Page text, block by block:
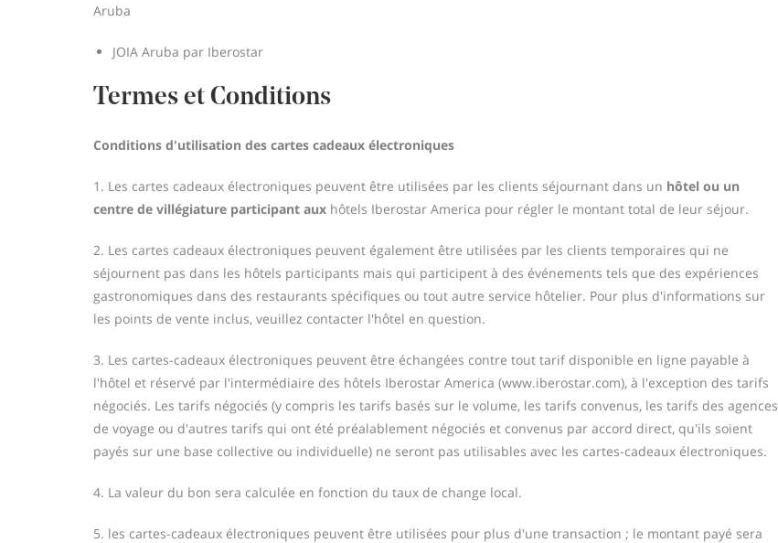
Aruba
JOIA Aruba par Iberostar
Termes et Conditions
Conditions d'utilisation des cartes cadeaux électroniques
1. Les cartes cadeaux électroniques peuvent être utilisées par les clients séjournant dans un hôtel ou un
centre de villégiature participant aux hôtels Iberostar America pour régler le montant total de leur séjour.
2. Les cartes cadeaux électroniques peuvent également être utilisées par les clients temporaires qui ne
séjournent pas dans les hôtels participants mais qui participent à des événements tels que des expériences
gastronomiques dans des restaurants spécifiques ou tout autre service hôtelier. Pour plus d'informations sur
les points de vente inclus, veuillez contacter l'hôtel en question.
3. Les cartes-cadeaux électroniques peuvent être échangées contre tout tarif disponible en ligne payable à
l'hôtel et réservé par l'intermédiaire des hôtels Iberostar America (www.iberostar.com), à l'exception des tarifs
négociés. Les tarifs négociés (y compris les tarifs basés sur le volume, les tarifs convenus, les tarifs des agences
de voyage ou d'autres tarifs qui ont été préalablement négociés et convenus par accord direct, qu'ils soient
payés sur une base collective ou individuelle) ne seront pas utilisables avec les cartes-cadeaux électroniques.
4. La valeur du bon sera calculée en fonction du taux de change local.
5. les cartes-cadeaux électroniques peuvent être utilisées pour plus d'une transaction ; le montant payé sera